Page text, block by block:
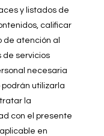
y listados de
calificar
de atención al
de servicios
necesaria
podrán utilizarla
la
con el presente
en